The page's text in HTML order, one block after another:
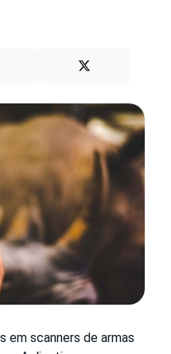
em scanners de armas